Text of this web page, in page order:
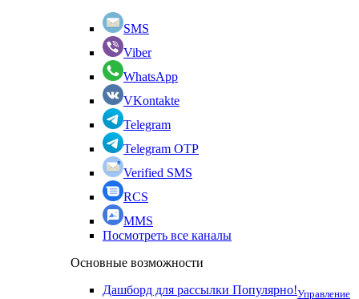
SMS
Viber
WhatsApp
VKontakte
Telegram
Telegram OTP
Verified SMS
RCS
MMS
Посмотреть все каналы
Основные возможности
Дашборд для рассылки Популярно!Управление